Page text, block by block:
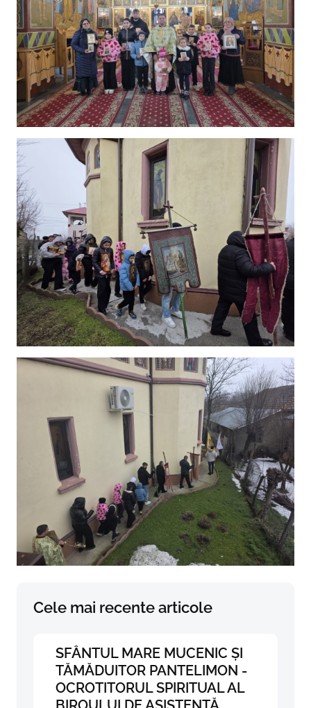
Cele mai recente articole
SFÂNTUL MARE MUCENIC ȘI
TĂMĂDUITOR PANTELIMON -
OCROTITORUL SPIRITUAL AL